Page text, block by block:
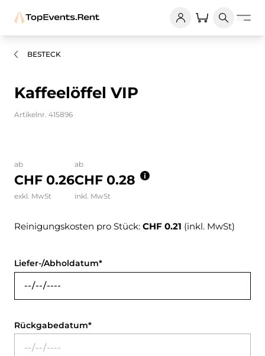
BESTECK
Kaffeelöffel VIP
Artikelnr. 415896
ab
CHF 0.26
exkl. MwSt
ab
CHF 0.28
inkl. MwSt
Reinigungskosten pro Stück: CHF 0.21 (inkl. MwSt)
Liefer-/Abholdatum
Rückgabedatum